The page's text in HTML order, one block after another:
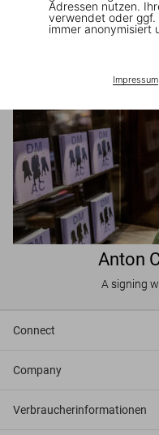
Adressen nutzen.
verwendet oder
immer anonymisiert
Impressum|
Anton
A signing
Connect
Company
Verbraucherinformationen